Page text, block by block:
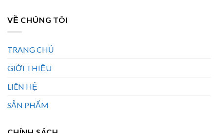
VỀ CHÚNG TÔI
TRANG CHỦ
GIỚI THIỆU
LIÊN HỆ
SẢN PHẨM